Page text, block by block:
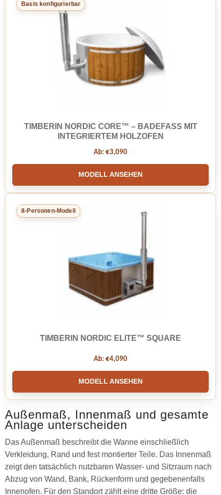
Basis konfigurierbar
TIMBERIN NORDIC CORE™ – BADEFASS MIT
INTEGRIERTEM HOLZOFEN
Ab: €3,090
MODELL ANSEHEN
8-Personen-Modell
TIMBERIN NORDIC ELITE™ SQUARE
Ab: €4,090
MODELL ANSEHEN
Außenmaß, Innenmaß und gesamte
Anlage unterscheiden
Das Außenmaß beschreibt die Wanne einschließlich
Verkleidung, Rand und fest montierter Teile. Das Innenmaß
zeigt den tatsächlich nutzbaren Wasser- und Sitzraum nach
Abzug von Wand, Bank, Rückenform und gegebenenfalls
Innenofen. Für den Standort zählt eine dritte Größe: die